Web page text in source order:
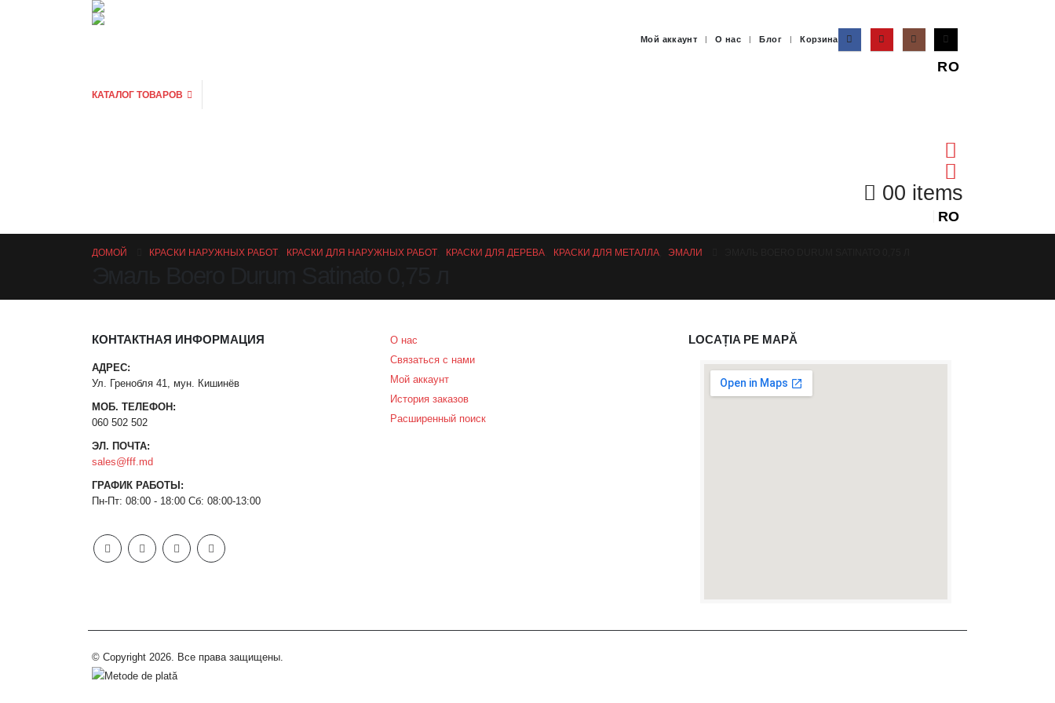
Мой аккаунт О нас Блог Корзина
RO
КАТАЛОГ ТОВАРОВ
00 items
RO
ДОМОЙ КРАСКИ НАРУЖНЫХ РАБОТ КРАСКИ ДЛЯ НАРУЖНЫХ РАБОТ КРАСКИ ДЛЯ ДЕРЕВА КРАСКИ ДЛЯ МЕТАЛЛА ЭМАЛИ
КОНТАКТНАЯ ИНФОРМАЦИЯ
АДРЕС:
Ул. Гренобля 41, мун. Кишинёв
МОБ. ТЕЛЕФОН:
060 502 502
ЭЛ. ПОЧТА:
sales@fff.md
ГРАФИК РАБОТЫ:
Пн-Пт: 08:00 - 18:00 Сб: 08:00-13:00
О нас
Связаться с нами
Мой аккаунт
История заказов
Расширенный поиск
LOCAȚIA PE MAPĂ
© Copyright 2026. Все права защищены.